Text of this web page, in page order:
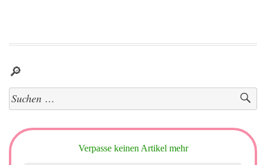
🔎
Suchen
nach:
Verpasse keinen Artikel mehr